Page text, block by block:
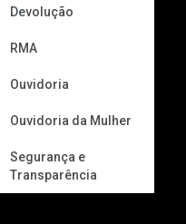
Devolução
RMA
Ouvidoria
Ouvidoria da Mulher
Segurança e
Transparência